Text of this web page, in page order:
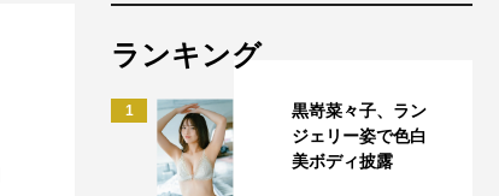
ランキング
1
黒嵜菜々子、ラン
ジェリー姿で色白
美ボディ披露